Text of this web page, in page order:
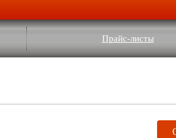
Прайс-листы